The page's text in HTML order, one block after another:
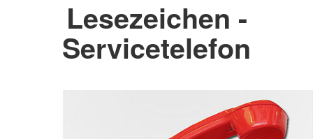
Lesezeichen -
Servicetelefon